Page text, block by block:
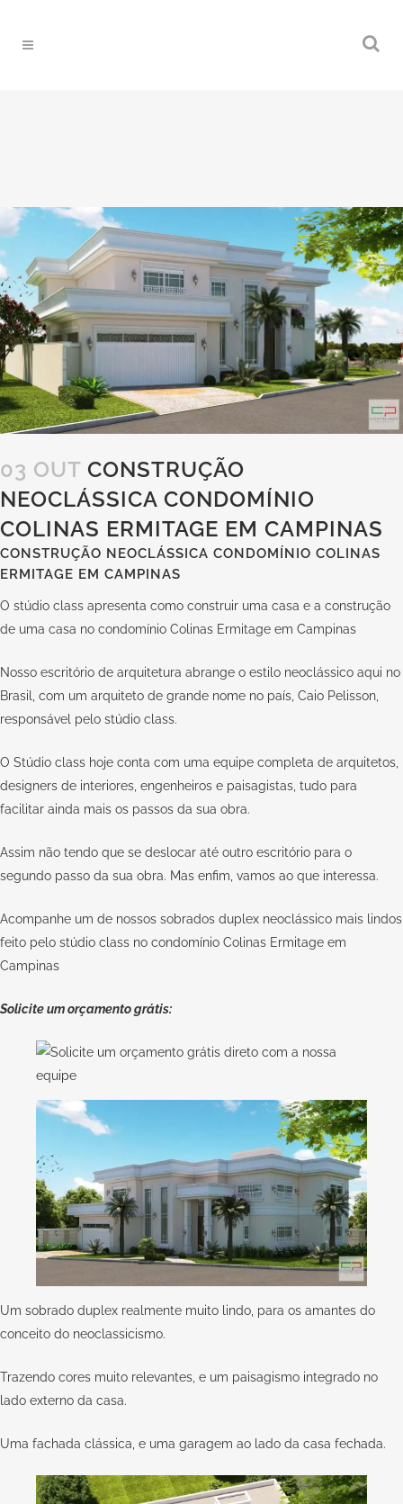
03 OUT CONSTRUÇÃO
NEOCLÁSSICA CONDOMÍNIO
COLINAS ERMITAGE EM CAMPINAS
CONSTRUÇÃO NEOCLÁSSICA CONDOMÍNIO COLINAS
ERMITAGE EM CAMPINAS
O stúdio class apresenta como construir uma casa e a construção
de uma casa no condomínio Colinas Ermitage em Campinas
Nosso escritório de arquitetura abrange o estilo neoclássico aqui no
Brasil, com um arquiteto de grande nome no país, Caio Pelisson,
responsável pelo stúdio class.
O Stúdio class hoje conta com uma equipe completa de arquitetos,
designers de interiores, engenheiros e paisagistas, tudo para
facilitar ainda mais os passos da sua obra.
Assim não tendo que se deslocar até outro escritório para o
segundo passo da sua obra. Mas enfim, vamos ao que interessa.
Acompanhe um de nossos sobrados duplex neoclássico mais lindos
feito pelo stúdio class no condomínio Colinas Ermitage em
Campinas
Solicite um orçamento grátis:
Um sobrado duplex realmente muito lindo, para os amantes do
conceito do neoclassicismo.
Trazendo cores muito relevantes, e um paisagismo integrado no
lado externo da casa.
Uma fachada clássica, e uma garagem ao lado da casa fechada.